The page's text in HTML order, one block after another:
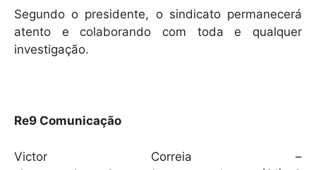
Segundo o presidente, o sindicato permanecerá
atento e colaborando com toda e qualquer
investigação.
Re9 Comunicação
Victor Correia –